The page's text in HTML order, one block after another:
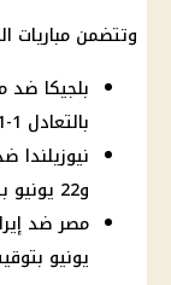
وتتضمن مباريات
بالتعادل 1-1.
و22 يونيو بتوقيت القاهرة.
يونيو